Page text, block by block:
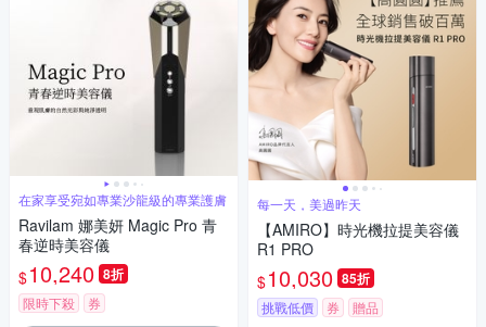
在家享受宛如專業沙龍級的專業護膚
Ravilam 娜美妍 Magic Pro 青
春逆時美容儀
$10,240 8折
限時下殺 券
每一天，美過昨天
【AMIRO】時光機拉提美容儀
R1 PRO
$10,030 85折
挑戰低價 券 贈品